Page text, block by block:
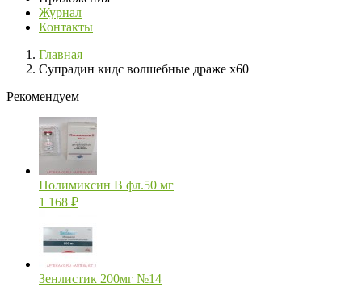
Журнал
Контакты
Главная
Супрадин кидс волшебные драже х60
Рекомендуем
Полимиксин В фл.50 мг
1 168 ₽
Зенлистик 200мг №14